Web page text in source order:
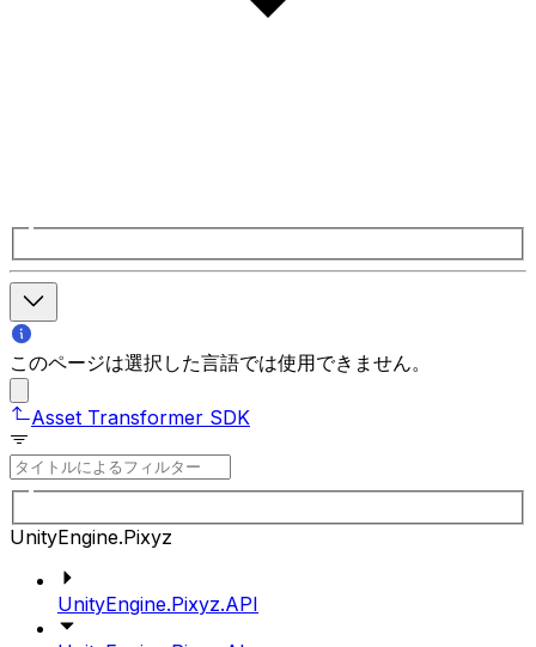
このページは選択した言語では使用できません。
Asset Transformer SDK
UnityEngine.Pixyz
UnityEngine.Pixyz.API